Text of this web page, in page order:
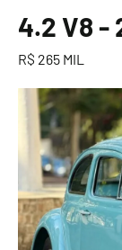
4.2 V8 -
R$ 265 MIL